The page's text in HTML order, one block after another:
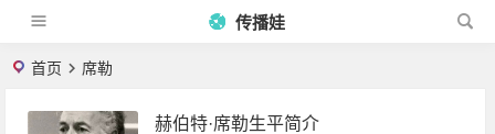
传播娃
首页 席勒
赫伯特·席勒生平简介